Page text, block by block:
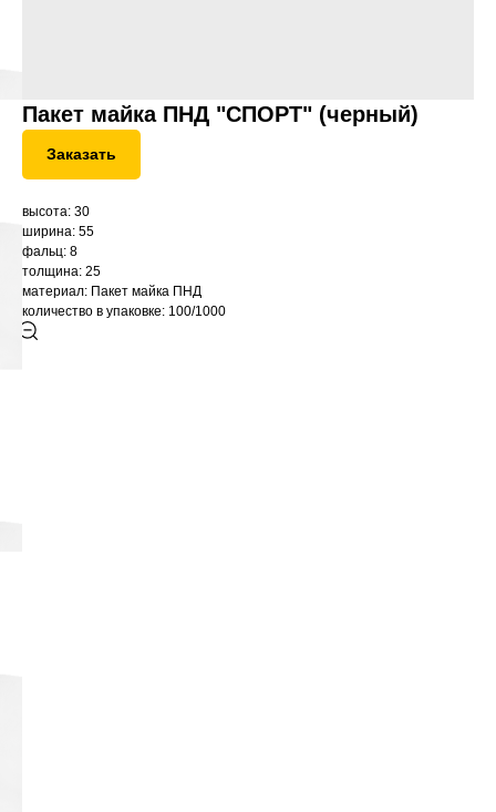
Пакет майка ПНД "СПОРТ" (черный)
Заказать
высота: 30
ширина: 55
фальц: 8
толщина: 25
материал: Пакет майка ПНД
количество в упаковке: 100/1000